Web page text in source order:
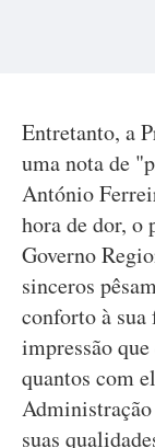
Entretanto, a
uma nota de
António
hora de dor, o
Governo
sinceros
conforto à
impressão
quantos com
suas